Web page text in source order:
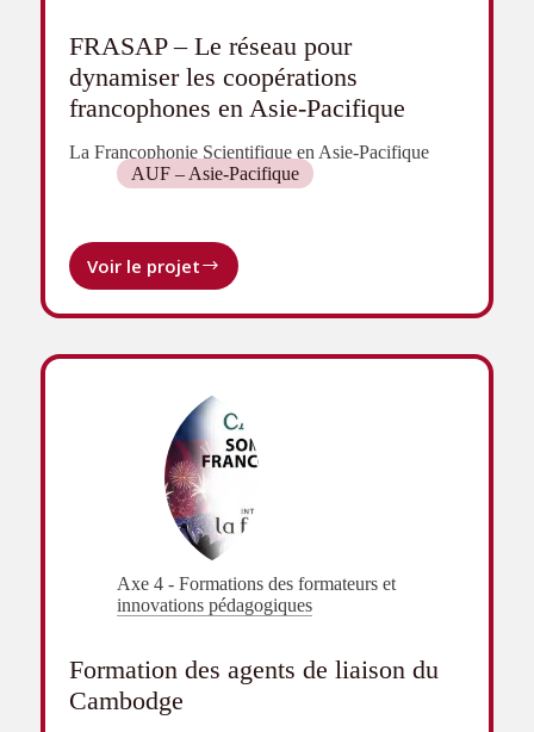
FRASAP – Le réseau pour
dynamiser les coopérations
francophones en Asie-Pacifique
La Francophonie Scientifique en Asie-Pacifique
AUF – Asie-Pacifique
Voir le projet
FRASAP
Le
dynamiser
coopérations
francophones
en
Asie-
Pacifique
Axe 4 - Formations des formateurs et
innovations pédagogiques
Formation des agents de liaison du
Cambodge